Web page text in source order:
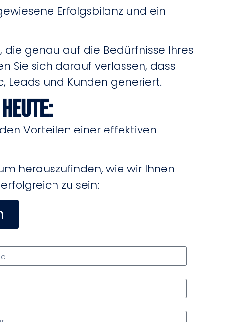
Erfolgsbilanz und ein
die genau auf die Bedürfnisse Ihres
Sie sich darauf verlassen, dass
Leads und Kunden generiert.
Vorteilen einer effektiven
herauszufinden, wie wir Ihnen
zu sein: